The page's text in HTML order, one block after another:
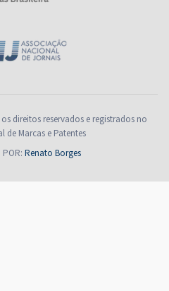
direitos reservados e registrados no
de Marcas e Patentes
POR: Renato Borges